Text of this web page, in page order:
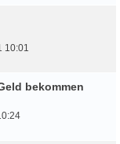
10:01
bekommen